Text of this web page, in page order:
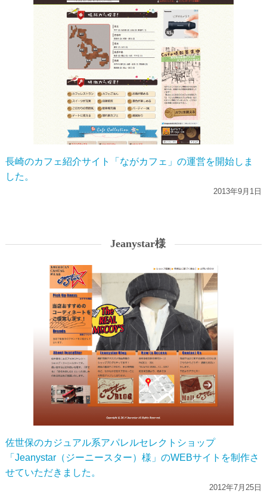
長崎のカフェ紹介サイト「ながカフェ」の運営を開始しま
した。
2013年9月1日
Jeanystar様
佐世保のカジュアル系アパレルセレクトショップ
「Jeanystar（ジーニースター）様」のWEBサイトを制作さ
せていただきました。
2012年7月25日